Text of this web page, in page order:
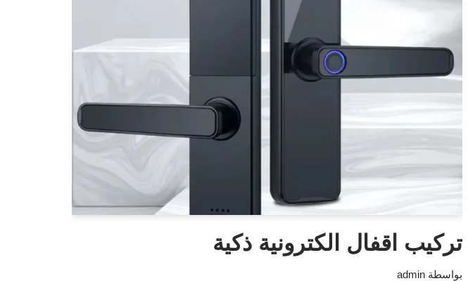
تركيب اقفال الكترونية ذكية
بواسطة admin